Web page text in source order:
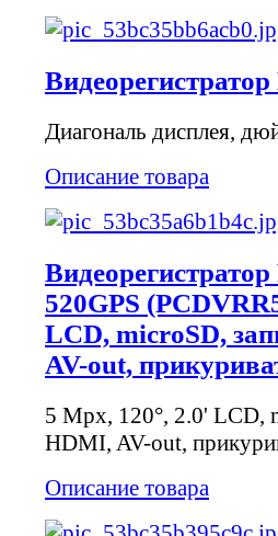
Диагональ дисплея,
Описание товара
520GPS
LCD, microSD,
AV-out,
5 Mpx, 120°, 2.0' LCD,
HDMI, AV-out,
Описание товара